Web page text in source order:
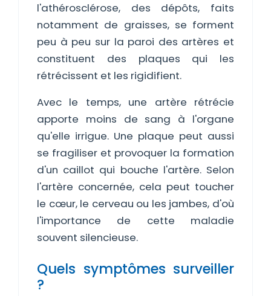
l'athérosclérose, des dépôts, faits
notamment de graisses, se forment
peu à peu sur la paroi des artères et
constituent des plaques qui les
rétrécissent et les rigidifient.
Avec le temps, une artère rétrécie
apporte moins de sang à l'organe
qu'elle irrigue. Une plaque peut aussi
se fragiliser et provoquer la formation
d'un caillot qui bouche l'artère. Selon
l'artère concernée, cela peut toucher
le cœur, le cerveau ou les jambes, d'où
l'importance de cette maladie
souvent silencieuse.
Quels symptômes surveiller
?